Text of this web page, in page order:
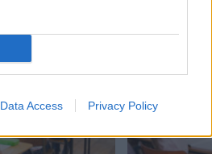
Data Access Privacy Policy